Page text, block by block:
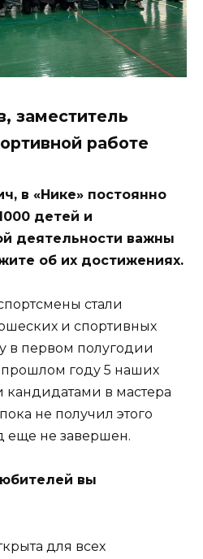
заместитель
работе
в «Нике» постоянно
детей и
деятельности важны
об их достижениях.
стали
и спортивных
в первом полугодии
прошлом году 5 наших
кандидатами в мастера
не получил этого
еще не завершен.
вы
для всех